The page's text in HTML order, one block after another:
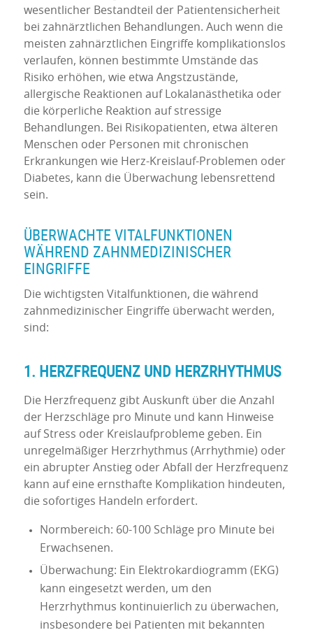
wesentlicher Bestandteil der Patientensicherheit
bei zahnärztlichen Behandlungen. Auch wenn die
meisten zahnärztlichen Eingriffe komplikationslos
verlaufen, können bestimmte Umstände das
Risiko erhöhen, wie etwa Angstzustände,
allergische Reaktionen auf Lokalanästhetika oder
die körperliche Reaktion auf stressige
Behandlungen. Bei Risikopatienten, etwa älteren
Menschen oder Personen mit chronischen
Erkrankungen wie Herz-Kreislauf-Problemen oder
Diabetes, kann die Überwachung lebensrettend
sein.
ÜBERWACHTE VITALFUNKTIONEN
WÄHREND ZAHNMEDIZINISCHER
EINGRIFFE
Die wichtigsten Vitalfunktionen, die während
zahnmedizinischer Eingriffe überwacht werden,
sind:
1. HERZFREQUENZ UND HERZRHYTHMUS
Die Herzfrequenz gibt Auskunft über die Anzahl
der Herzschläge pro Minute und kann Hinweise
auf Stress oder Kreislaufprobleme geben. Ein
unregelmäßiger Herzrhythmus (Arrhythmie) oder
ein abrupter Anstieg oder Abfall der Herzfrequenz
kann auf eine ernsthafte Komplikation hindeuten,
die sofortiges Handeln erfordert.
Normbereich: 60-100 Schläge pro Minute bei
Erwachsenen.
Überwachung: Ein Elektrokardiogramm (EKG)
kann eingesetzt werden, um den
Herzrhythmus kontinuierlich zu überwachen,
insbesondere bei Patienten mit bekannten